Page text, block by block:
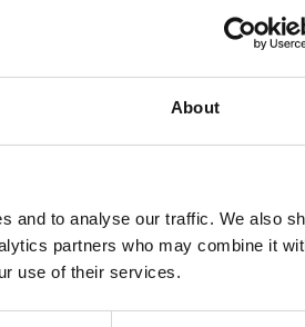
About
and to analyse our traffic. We also
partners who may combine it
use of their services.
Éclairage